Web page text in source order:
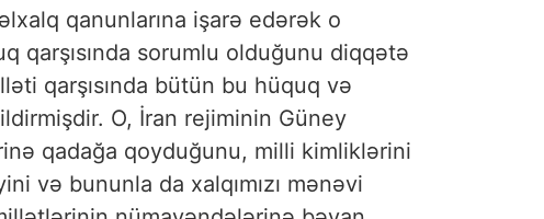
qanunlarına işarə edərək o
qarşısında sorumlu olduğunu diqqətə
qarşısında bütün bu hüquq və
O, İran rejiminin Güney
qadağa qoyduğunu, milli kimliklərini
və bununla da xalqımızı mənəvi